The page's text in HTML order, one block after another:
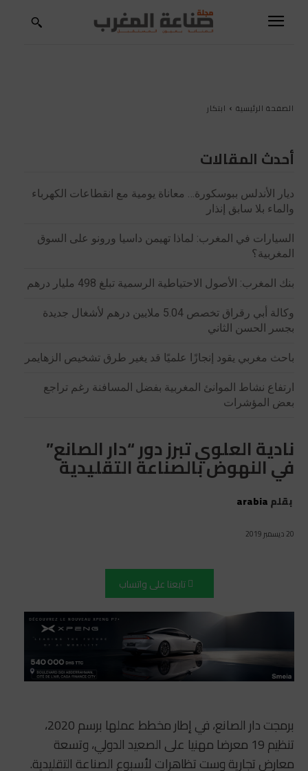
الصفحة الرئيسية ابتكار
أحدث المقالات
ديار الأندلس ببوسكورة… معاناة يومية مع انقطاعات الكهرباء
والماء بلا سابق إنذار
السيارات في المغرب: لماذا تهيمن داسيا ورونو على السوق
المغربية؟
بنك المغرب: الأصول الاحتياطية الرسمية تبلغ 498 مليار درهم
وكالة أبي رقراق تخصص 5.04 ملايين درهم لأشغال جديدة
بجسر الحسن الثاني
باحث مغربي يقود إنجازًا علميًا قد يغير طرق تشخيص الزهايمر
ارتفاع نشاط الموانئ المغربية بفضل المسافنة رغم تراجع
بعض المؤشرات
نادية العلوي تبرز دور “دار الصانع”
في النهوض بالصناعة التقليدية
بقلمarabia
20 ديسمبر 2019
تابعنا على واتساب
برمجت دار الصانع، في إطار مخطط عملها برسم 2020،
تنظيم 19 معرضا مهنيا على الصعيد الدولي، وتسعة
معارض تجارية وست تظاهرات لأسبوع الصناعة التقليدية.